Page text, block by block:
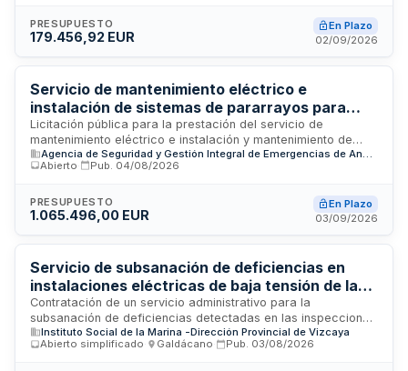
instalaciones, garantizando condiciones de confort,
temperatura y habitabilidad para los empleados públicos, así
personas e inmuebles, y reposición de pequeño material.
PRESUPUESTO
179.456,92 EUR
En Plazo
02/09/2026
Servicio de mantenimiento eléctrico e
instalación de sistemas de pararrayos para
centros de emergencias de la Agencia de
Seguridad y Gestión Integral de Emergencias
de Andalucía
Licitación pública para la prestación del servicio de
mantenimiento eléctrico e instalación y mantenimiento de
sistemas de protección contra rayos (pararrayos) en los
centros e instalaciones de la Agencia de Seguridad y
incluye trabajos de inspección, reparación, conservación de
equipamiento eléctrico y sistemas de protección contra
emergencias. El importe total del contrato es de 532.748
euros y se licita a través del órgano de contratación de la
Agencia de Emergencias de Andalucía.
Abierto
Pub. 04/08/2026
PRESUPUESTO
1.065.496,00 EUR
En Plazo
03/09/2026
Servicio de subsanación de deficiencias en
instalaciones eléctricas de baja tensión de la
Dirección Provincial del Instituto Social de la
Marina de Bizkaia
Contratación de un servicio administrativo para la
subsanación de deficiencias detectadas en las inspecciones
periódicas reglamentarias de las instalaciones eléctricas de
baja tensión ubicadas en los edificios de la Dirección
Instituto Social de la Marina -Dirección Provincial de Vizcaya
Abierto simplificado
Galdácano Pub. 03/08/2026